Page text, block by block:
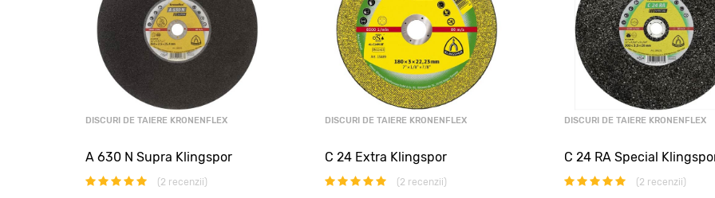
DISCURI DE TAIERE KRONENFLEX
A 630 N Supra Klingspor
(2 recenzii)
DISCURI DE TAIERE KRONENFLEX
C 24 Extra Klingspor
(2 recenzii)
DISCURI DE TAIERE KRONENFLEX
C 24 RA Special
(2 recenzii)